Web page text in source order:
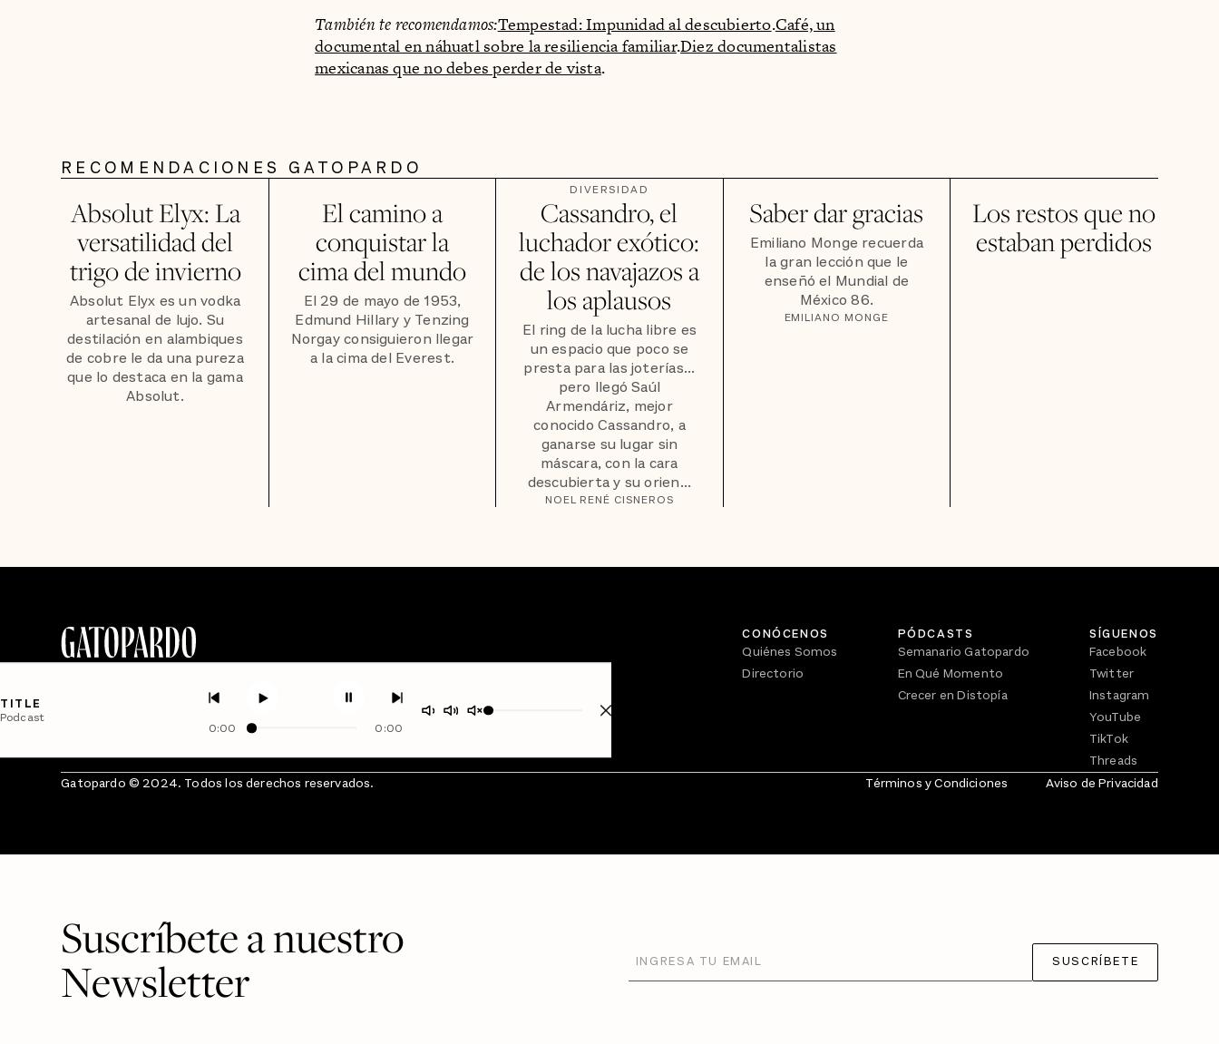
También te recomendamos:Tempestad: Impunidad al descubierto.Café, un
documental en náhuatl sobre la resiliencia familiar.Diez documentalistas
mexicanas que no debes perder de vista.
RECOMENDACIONES GATOPARDO
Absolut Elyx: La
versatilidad del
trigo de invierno
Absolut Elyx es un vodka
artesanal de lujo. Su
destilación en alambiques
de cobre le da una pureza
que lo destaca en la gama
Absolut.
El camino a
conquistar la
cima del mundo
El 29 de mayo de 1953,
Edmund Hillary y Tenzing
Norgay consiguieron llegar
a la cima del Everest.
DIVERSIDAD
Cassandro, el
luchador exótico:
de los navajazos a
los aplausos
El ring de la lucha libre es
un espacio que poco se
presta para las joterías...
pero llegó Saúl
Armendáriz, mejor
conocido Cassandro, a
ganarse su lugar sin
máscara, con la cara
descubierta y su orien...
NOEL RENÉ CISNEROS
Saber dar gracias
Emiliano Monge recuerda
la gran lección que le
enseñó el Mundial de
México 86.
EMILIANO MONGE
Los restos que no
estaban perdidos
TITLE
Podcast
0:00 0:00
CONÓCENOS
Quiénes Somos
Directorio
PÓDCASTS
Semanario Gatopardo
En Qué Momento
Crecer en Distopía
SÍGUENOS
Facebook
Twitter
Instagram
YouTube
TikTok
Threads
Gatopardo © 2024. Todos los derechos reservados.
Términos y Condiciones Aviso de Privacidad
Suscríbete a nuestro
Newsletter